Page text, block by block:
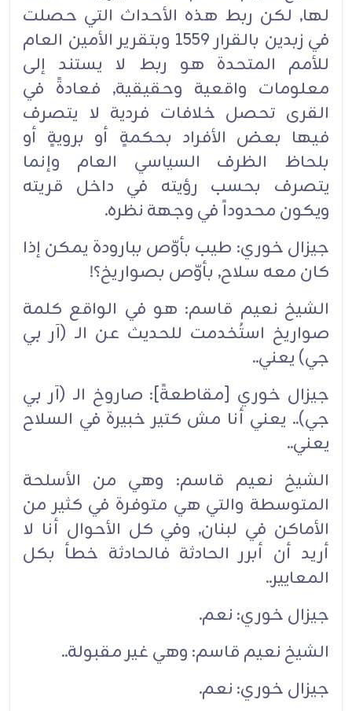
لها, لكن ربط هذه الأحداث التي حصلت
في زبدين بالقرار 1559 وبتقرير الأمين العام
للأمم المتحدة هو ربط لا يستند إلى
معلومات واقعية وحقيقية, فعادةً في
القرى تحصل خلافات فردية لا يتصرف
فيها بعض الأفراد بحكمةٍ أو برويةٍ أو
بلحاظ الظرف السياسي العام وإنما
يتصرف بحسب رؤيته في داخل قريته
ويكون محدوداً في وجهة نظره.‏
جيزال خوري: طيب بأوّص ببارودة يمكن إذا
كان معه سلاح, بأوّص بصواريخ؟!‏
الشيخ نعيم قاسم: هو في الواقع كلمة
صواريخ استُخدمت للحديث عن الـ (آر بي
جي) يعني..‏
جيزال خوري [مقاطعةً]: صاروخ الـ (آر بي
جي).. يعني أنا مش كتير خبيرة في السلاح
يعني..‏
الشيخ نعيم قاسم: وهي من الأسلحة
المتوسطة والتي هي متوفرة في كثير من
الأماكن في لبنان, وفي كل الأحوال أنا لا
أريد أن أبرر الحادثة فالحادثة خطأ بكل
المعايير..‏
جيزال خوري: نعم.‏
الشيخ نعيم قاسم: وهي غير مقبولة..‏
جيزال خوري: نعم.‏